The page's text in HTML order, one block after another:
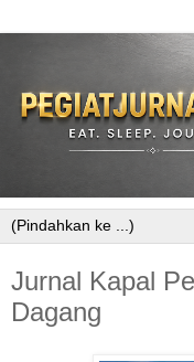
Jurnal Kapal
Dagang